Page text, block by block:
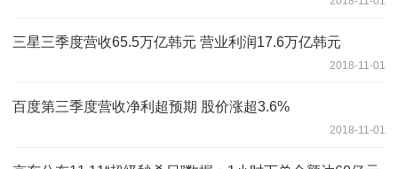
三星三季度营收65.5万亿韩元 营业利润17.6万亿韩元
2018-11-01
百度第三季度营收净利超预期 股价涨超3.6%
2018-11-01